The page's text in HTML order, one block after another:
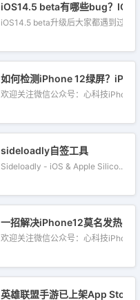
iOS14.5 beta有哪些bug？
iOS14.5 beta升级后大家都遇到过哪
如何检测iPhone 12绿屏？
欢迎关注微信公众号：心科技
sideloadly自签工具
Sideloadly - iOS & Apple Silico...
一招解决​iPhone12莫名发热、
欢迎关注微信公众号：心科技
英雄联盟手游已上架App Store